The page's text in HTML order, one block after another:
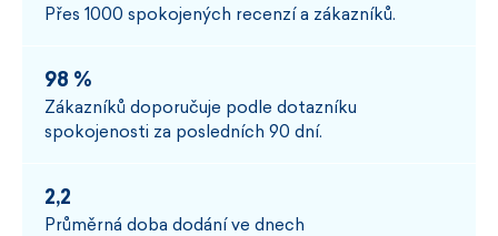
Přes 1000 spokojených recenzí a zákazníků.
98 %
Zákazníků doporučuje podle dotazníku
spokojenosti za posledních 90 dní.
2,2
Průměrná doba dodání ve dnech